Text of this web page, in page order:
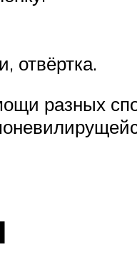
отвёртка.
разных